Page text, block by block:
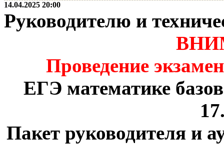
14.04.2025 20:00
Руководителю и
Проведение
ЕГЭ математике
Пакет руководителя и